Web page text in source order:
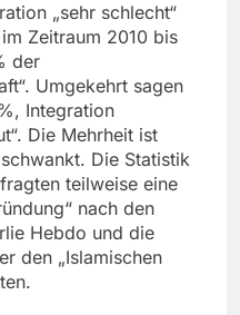
„sehr schlecht“
Zeitraum 2010 bis
der
Umgekehrt sagen
Integration
Die Mehrheit ist
Die Statistik
teilweise eine
nach den
Hebdo und die
den „Islamischen